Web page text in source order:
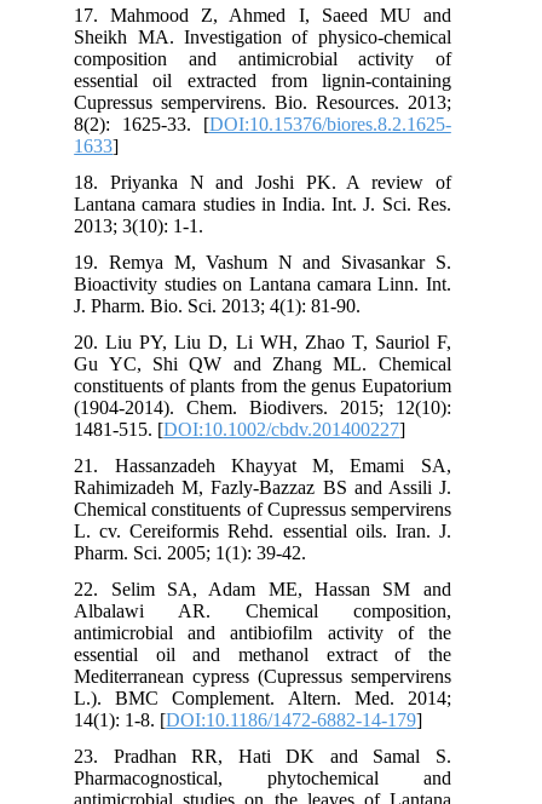
17. Mahmood Z, Ahmed I, Saeed MU and
Sheikh MA. Investigation of physico-chemical
composition and antimicrobial activity of
essential oil extracted from lignin-containing
Cupressus sempervirens. Bio. Resources. 2013;
8(2): 1625-33. [DOI:10.15376/biores.8.2.1625-
1633
18. Priyanka N and Joshi PK. A review of
Lantana camara studies in India. Int. J. Sci. Res.
2013; 3(10): 1-1.
19. Remya M, Vashum N and Sivasankar S.
Bioactivity studies on Lantana camara Linn. Int.
J. Pharm. Bio. Sci. 2013; 4(1): 81-90.
20. Liu PY, Liu D, Li WH, Zhao T, Sauriol F,
Gu YC, Shi QW and Zhang ML. Chemical
constituents of plants from the genus Eupatorium
(1904-2014). Chem. Biodivers. 2015; 12(10):
1481-515. [DOI:10.1002/cbdv.201400227
21. Hassanzadeh Khayyat M, Emami SA,
Rahimizadeh M, Fazly-Bazzaz BS and Assili J.
Chemical constituents of Cupressus sempervirens
L. cv. Cereiformis Rehd. essential oils. Iran. J.
Pharm. Sci. 2005; 1(1): 39-42.
22. Selim SA, Adam ME, Hassan SM and
Albalawi AR. Chemical composition,
antimicrobial and antibiofilm activity of the
essential oil and methanol extract of the
Mediterranean cypress (Cupressus sempervirens
L.). BMC Complement. Altern. Med. 2014;
14(1): 1-8. [DOI:10.1186/1472-6882-14-179
23. Pradhan RR, Hati DK and Samal S.
Pharmacognostical, phytochemical and
antimicrobial studies on the leaves of Lantana